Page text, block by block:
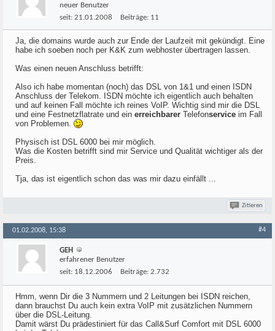
neuer Benutzer
seit: 21.01.2008 Beiträge: 11
Ja, die domains wurde auch zur Ende der Laufzeit mit gekündigt. Eine
habe ich soeben noch per K&K zum webhoster übertragen lassen.
Was einen neuen Anschluss betrifft:
Also ich habe momentan (noch) das DSL von 1&1 und einen ISDN
Anschluss der Telekom. ISDN möchte ich eigentlich auch behalten
und auf keinen Fall möchte ich reines VoIP. Wichtig sind mir die DSL
und eine Festnetzflatrate und ein erreichbarer Telefonservice im Fall
von Problemen.
Physisch ist DSL 6000 bei mir möglich.
Was die Kosten betrifft sind mir Service und Qualität wichtiger als der
Preis.
Tja, das ist eigentlich schon das was mir dazu einfällt ...
Zitieren
01.02.2008, 15:38 #4
GEH
erfahrener Benutzer
seit: 18.12.2006 Beiträge: 2.732
Hmm, wenn Dir die 3 Nummern und 2 Leitungen bei ISDN reichen,
dann brauchst Du auch kein extra VoIP mit zusätzlichen Nummern
über die DSL-Leitung.
Damit wärst Du prädestiniert für das Call&Surf Comfort mit DSL 6000